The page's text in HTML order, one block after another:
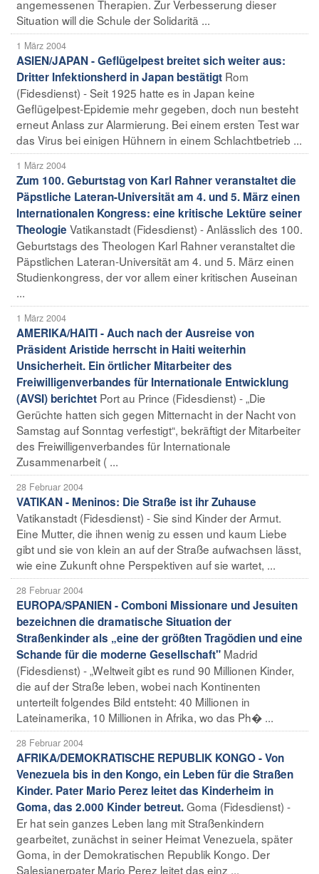
angemessenen Therapien. Zur Verbesserung dieser
Situation will die Schule der Solidaritä ...
1 März 2004
ASIEN/JAPAN - Geflügelpest breitet sich weiter aus:
Dritter Infektionsherd in Japan bestätigt Rom
(Fidesdienst) - Seit 1925 hatte es in Japan keine
Geflügelpest-Epidemie mehr gegeben, doch nun besteht
erneut Anlass zur Alarmierung. Bei einem ersten Test war
das Virus bei einigen Hühnern in einem Schlachtbetrieb ...
1 März 2004
Zum 100. Geburtstag von Karl Rahner veranstaltet die
Päpstliche Lateran-Universität am 4. und 5. März einen
Internationalen Kongress: eine kritische Lektüre seiner
Theologie Vatikanstadt (Fidesdienst) - Anlässlich des 100.
Geburtstags des Theologen Karl Rahner veranstaltet die
Päpstlichen Lateran-Universität am 4. und 5. März einen
Studienkongress, der vor allem einer kritischen Auseinan
...
1 März 2004
AMERIKA/HAITI - Auch nach der Ausreise von
Präsident Aristide herrscht in Haiti weiterhin
Unsicherheit. Ein örtlicher Mitarbeiter des
Freiwilligenverbandes für Internationale Entwicklung
(AVSI) berichtet Port au Prince (Fidesdienst) - „Die
Gerüchte hatten sich gegen Mitternacht in der Nacht von
Samstag auf Sonntag verfestigt“, bekräftigt der Mitarbeiter
des Freiwilligenverbandes für Internationale
Zusammenarbeit ( ...
28 Februar 2004
VATIKAN - Meninos: Die Straße ist ihr Zuhause
Vatikanstadt (Fidesdienst) - Sie sind Kinder der Armut.
Eine Mutter, die ihnen wenig zu essen und kaum Liebe
gibt und sie von klein an auf der Straße aufwachsen lässt,
wie eine Zukunft ohne Perspektiven auf sie wartet, ...
28 Februar 2004
EUROPA/SPANIEN - Comboni Missionare und Jesuiten
bezeichnen die dramatische Situation der
Straßenkinder als „eine der größten Tragödien und eine
Schande für die moderne Gesellschaft" Madrid
(Fidesdienst) - „Weltweit gibt es rund 90 Millionen Kinder,
die auf der Straße leben, wobei nach Kontinenten
unterteilt folgendes Bild entsteht: 40 Millionen in
Lateinamerika, 10 Millionen in Afrika, wo das Ph� ...
28 Februar 2004
AFRIKA/DEMOKRATISCHE REPUBLIK KONGO - Von
Venezuela bis in den Kongo, ein Leben für die Straßen
Kinder. Pater Mario Perez leitet das Kinderheim in
Goma, das 2.000 Kinder betreut.Goma (Fidesdienst) -
Er hat sein ganzes Leben lang mit Straßenkindern
gearbeitet, zunächst in seiner Heimat Venezuela, später
Goma, in der Demokratischen Republik Kongo. Der
Salesianerpater Mario Perez leitet das einz ...